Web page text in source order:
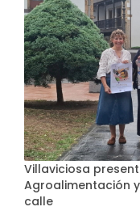
Villaviciosa
Agroalimentación
calle